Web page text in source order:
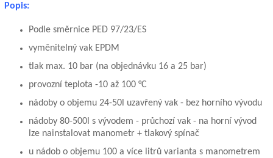
Popis:
Podle směrnice PED 97/23/ES
vyměnitelný vak EPDM
tlak max. 10 bar (na objednávku 16 a 25 bar)
provozní teplota -10 až 100 °C
nádoby o objemu 24-50l uzavřený vak - bez horního vývodu
nádoby 80-500l s vývodem - průchozí vak - na horní vývod
lze nainstalovat manometr + tlakový spínač
u nádob o objemu 100 a více litrů varianta s manometrem